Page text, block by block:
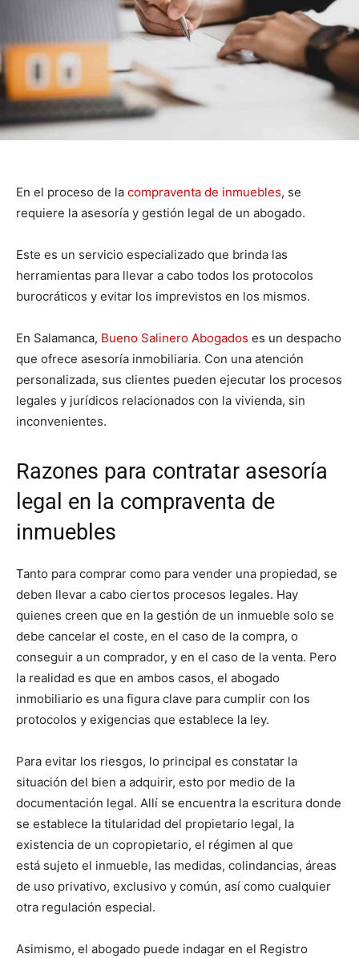
En el proceso de la compraventa de inmuebles, se
requiere la asesoría y gestión legal de un abogado.
Este es un servicio especializado que brinda las
herramientas para llevar a cabo todos los protocolos
burocráticos y evitar los imprevistos en los mismos.
En Salamanca, Bueno Salinero Abogados es un despacho
que ofrece asesoría inmobiliaria. Con una atención
personalizada, sus clientes pueden ejecutar los procesos
legales y jurídicos relacionados con la vivienda, sin
inconvenientes.
Razones para contratar asesoría
legal en la compraventa de
inmuebles
Tanto para comprar como para vender una propiedad, se
deben llevar a cabo ciertos procesos legales. Hay
quienes creen que en la gestión de un inmueble solo se
debe cancelar el coste, en el caso de la compra, o
conseguir a un comprador, y en el caso de la venta. Pero
la realidad es que en ambos casos, el abogado
inmobiliario es una figura clave para cumplir con los
protocolos y exigencias que establece la ley.
Para evitar los riesgos, lo principal es constatar la
situación del bien a adquirir, esto por medio de la
documentación legal. Allí se encuentra la escritura donde
se establece la titularidad del propietario legal, la
existencia de un copropietario, el régimen al que
está sujeto el inmueble, las medidas, colindancias, áreas
de uso privativo, exclusivo y común, así como cualquier
otra regulación especial.
Asimismo, el abogado puede indagar en el Registro